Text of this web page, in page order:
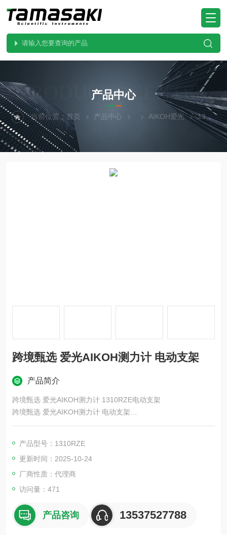
PRODUCTS CENTER
产品中心
当前位置：首页 产品中心 AIKOH爱光 1310RZE跨境甄选 爱光AIKOH测力计 电动支架
跨境甄选 爱光AIKOH测力计 电动支架
产品简介
跨境甄选 爱光AIKOH测力计 1310RZE电动支架
跨境甄选 爱光AIKOH测力计 电动支架
可垂直或水平使用
高负载测试。
可在负载下停止
产品型号：1310RZE
更新时间：2025-10-24
厂商性质：代理商
访问量：471
产品咨询 13537527788